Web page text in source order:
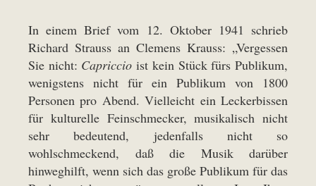
In einem Brief vom 12. Oktober 1941 schrieb
Richard Strauss an Clemens Krauss: „Vergessen
Sie nicht: Capriccio ist kein Stück fürs Publikum,
wenigstens nicht für ein Publikum von 1800
Personen pro Abend. Vielleicht ein Leckerbissen
für kulturelle Feinschmecker, musikalisch nicht
sehr bedeutend, jedenfalls nicht so
wohlschmeckend, daß die Musik darüber
hinweghilft, wenn sich das große Publikum für das